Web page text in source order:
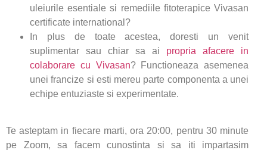
uleiurile esentiale si remediile fitoterapice Vivasan
certificate international?
In plus de toate acestea, doresti un venit
suplimentar sau chiar sa ai propria afacere in
colaborare cu Vivasan? Functioneaza asemenea
unei francize si esti mereu parte componenta a unei
echipe entuziaste si experimentate.
Te asteptam in fiecare marti, ora 20:00, pentru 30 minute
pe Zoom, sa facem cunostinta si sa iti impartasim